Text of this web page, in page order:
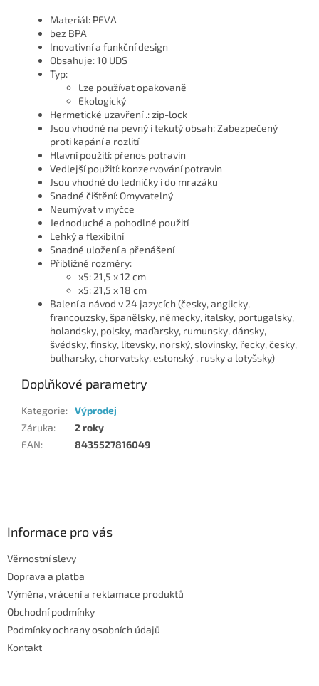
Materiál: PEVA
bez BPA
Inovativní a funkční design
Obsahuje: 10 UDS
Typ:
Lze používat opakovaně
Ekologický
Hermetické uzavření .: zip-lock
Jsou vhodné na pevný i tekutý obsah: Zabezpečený
proti kapání a rozlití
Hlavní použití: přenos potravin
Vedlejší použití: konzervování potravin
Jsou vhodné do ledničky i do mrazáku
Snadné čištění: Omyvatelný
Neumývat v myčce
Jednoduché a pohodlné použití
Lehký a flexibilní
Snadné uložení a přenášení
Přibližné rozměry:
x5: 21,5 x 12 cm
x5: 21,5 x 18 cm
Balení a návod v 24 jazycích (česky, anglicky,
francouzsky, španělsky, německy, italsky, portugalsky,
holandsky, polsky, maďarsky, rumunsky, dánsky,
švédsky, finsky, litevsky, norský, slovinsky, řecky, česky,
bulharsky, chorvatsky, estonský , rusky a lotyšsky)
Doplňkové parametry
Kategorie: Výprodej
Záruka:
2 roky
EAN: 8435527816049
Informace pro vás
Věrnostní slevy
Doprava a platba
Výměna, vrácení a reklamace produktů
Obchodní podmínky
Podmínky ochrany osobních údajů
Kontakt